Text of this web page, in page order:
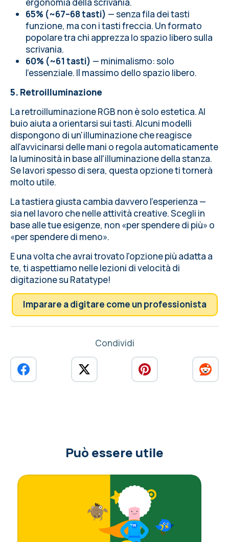
ergonomia della scrivania.
65% (~67–68 tasti) — senza fila dei tasti
funzione, ma con i tasti freccia. Un formato
popolare tra chi apprezza lo spazio libero sulla
scrivania.
60% (~61 tasti) — minimalismo: solo
l'essenziale. Il massimo dello spazio libero.
5. Retroilluminazione
La retroilluminazione RGB non è solo estetica. Al
buio aiuta a orientarsi sui tasti. Alcuni modelli
dispongono di un'illuminazione che reagisce
all'avvicinarsi delle mani o regola automaticamente
la luminosità in base all'illuminazione della stanza.
Se lavori spesso di sera, questa opzione ti tornerà
molto utile.
La tastiera giusta cambia davvero l'esperienza —
sia nel lavoro che nelle attività creative. Scegli in
base alle tue esigenze, non «per spendere di più» o
«per spendere di meno».
E una volta che avrai trovato l'opzione più adatta a
te, ti aspettiamo nelle lezioni di velocità di
digitazione su Ratatype!
Imparare a digitare come un professionista
Condividi
Può essere utile